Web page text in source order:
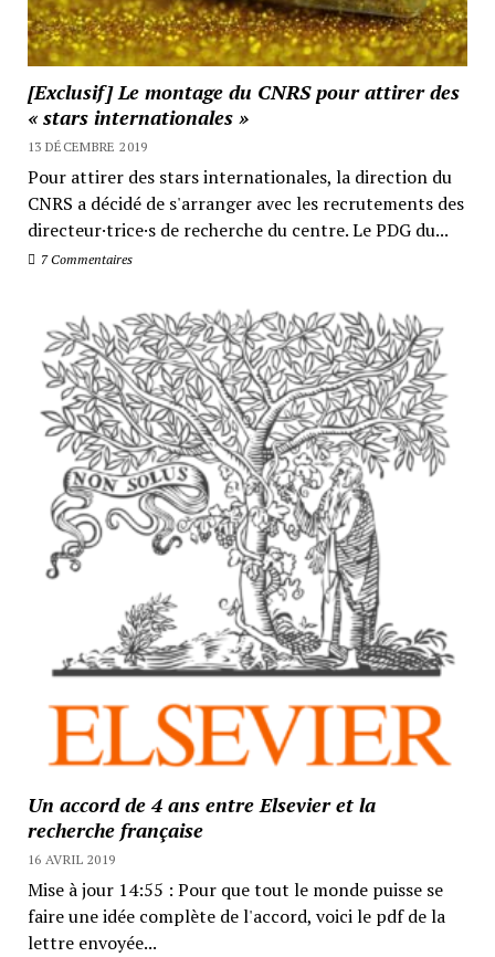
[Exclusif] Le montage du CNRS pour attirer des
« stars internationales »
13 DÉCEMBRE 2019
Pour attirer des stars internationales, la direction du
CNRS a décidé de s'arranger avec les recrutements des
directeur·trice·s de recherche du centre. Le PDG du...
7 Commentaires
Un accord de 4 ans entre Elsevier et la
recherche française
16 AVRIL 2019
Mise à jour 14:55 : Pour que tout le monde puisse se
faire une idée complète de l'accord, voici le pdf de la
lettre envoyée...